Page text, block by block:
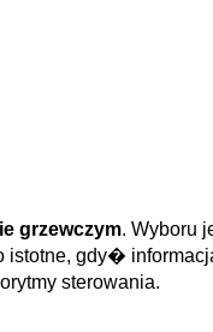
grzewczym. Wyboru
istotne, gdy�
sterowania.